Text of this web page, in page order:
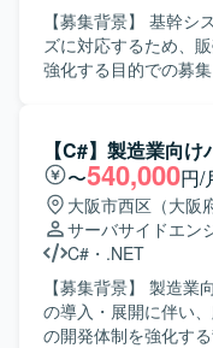
【募集背景】 基幹シ
ズに対応するため、
強化する目的での募集となります。
リースまで一連の工
修や不具合対応に加
行っていただきます。 【求める人物像】 システムの現
理解しながら、関係
り、自発的に改善提
方を求めております
して粘り強く取り組め
ションの魅力】 基幹
わることで、業務知
【C#】製造業向
〜540,000円/
大阪市西区（大阪
サーバサイドエン
C# ・ .NET
【募集背景】 製造業
の導入・展開に伴い
の開発体制を強化する背景が